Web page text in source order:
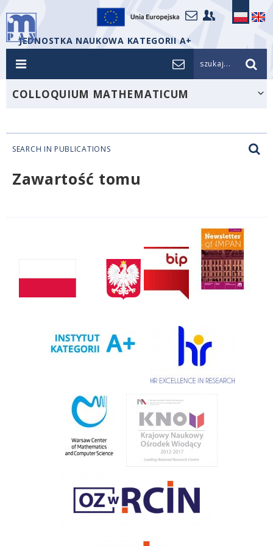
JEDNOSTKA NAUKOWA KATEGORII A+
szukaj...
COLLOQUIUM MATHEMATICUM
SEARCH IN PUBLICATIONS
Zawartość tomu